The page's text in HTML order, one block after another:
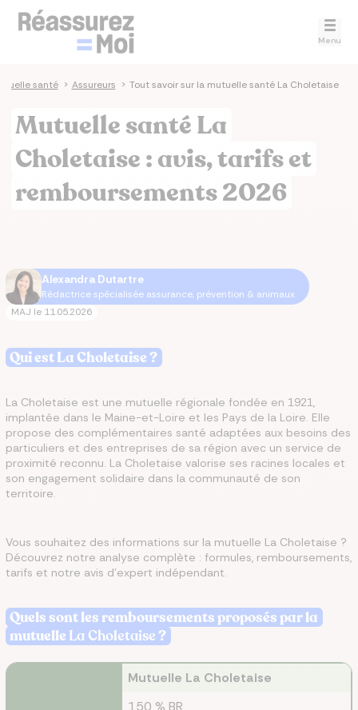
Menu
santé > Assureurs > Tout savoir sur la mutuelle santé La Choletaise
Mutuelle santé La
Choletaise : avis, tarifs et
remboursements 2026
Alexandra Dutartre
Rédactrice spécialisée assurance, prévention & animaux
MAJ le 11.05.2026
Qui est La Choletaise ?
La Choletaise est une mutuelle régionale fondée en 1921,
implantée dans le Maine-et-Loire et les Pays de la Loire. Elle
propose des complémentaires santé adaptées aux besoins des
particuliers et des entreprises de sa région avec un service de
proximité reconnu. La Choletaise valorise ses racines locales et
son engagement solidaire dans la communauté de son
territoire.
Vous souhaitez des informations sur la mutuelle La Choletaise ?
Découvrez notre analyse complète : formules, remboursements,
tarifs et notre avis d'expert indépendant.
Quels sont les remboursements proposés par la
mutuelle La Choletaise?
Mutuelle La Choletaise
150 % BR